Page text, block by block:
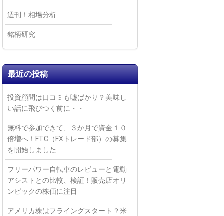
週刊！相場分析
銘柄研究
最近の投稿
投資顧問は口コミも嘘ばかり？美味し
い話に飛びつく前に・・
無料で参加できて、３か月で資金１０
倍増へ！FTC（FXトレード部）の募集
を開始しました
フリーパワー自転車のレビューと電動
アシストとの比較、検証！販売店オリ
ンピックの株価に注目
アメリカ株はフライングスタート？米